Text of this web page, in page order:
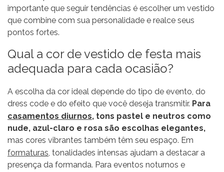
importante que seguir tendências é escolher um vestido
que combine com sua personalidade e realce seus
pontos fortes.
Qual a cor de vestido de festa mais
adequada para cada ocasião?
A escolha da cor ideal depende do tipo de evento, do
dress code e do efeito que você deseja transmitir. Para
casamentos diurnos, tons pastel e neutros como
nude, azul-claro e rosa são escolhas elegantes,
mas cores vibrantes também têm seu espaço. Em
formaturas, tonalidades intensas ajudam a destacar a
presença da formanda. Para eventos noturnos e